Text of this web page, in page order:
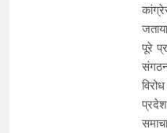
पूरे